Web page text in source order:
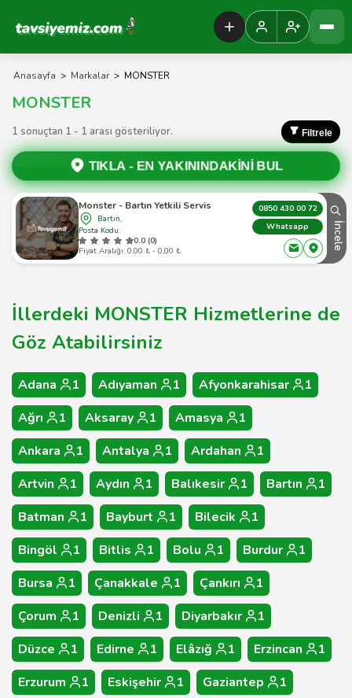
Tavsiyemiz Anasayfa
Anasayfa > Markalar > MONSTER
MONSTER
1 sonuçtan 1 - 1 arası gösteriliyor. Filtrele
TIKLA - EN YAKININDAKİNİ BUL
Monster - Bartın Yetkili Servis
Bartın,
Posta Kodu:
0.0 (0)
Fiyat Aralığı: 0,00 ₺ - 0,00 ₺
0850 430 00 72
Whatsapp
İncele
İllerdeki MONSTER Hizmetlerine de
Göz Atabilirsiniz
Adana 1 Adıyaman 1 Afyonkarahisar
1
Ağrı
1 Aksaray 1 Amasya
1
Ankara
1 Antalya 1 Ardahan
1
Artvin
1 Aydın 1 Balıkesir 1 Bartın
1
Batman
1 Bayburt 1 Bilecik
1
Bingöl
1 Bitlis 1 Bolu 1 Burdur
1
Bursa
1 Çanakkale 1 Çankırı
1
Çorum
1 Denizli 1 Diyarbakır
1
Düzce
1 Edirne 1 Elâzığ 1 Erzincan
1
Erzurum
1 Eskişehir 1 Gaziantep
1